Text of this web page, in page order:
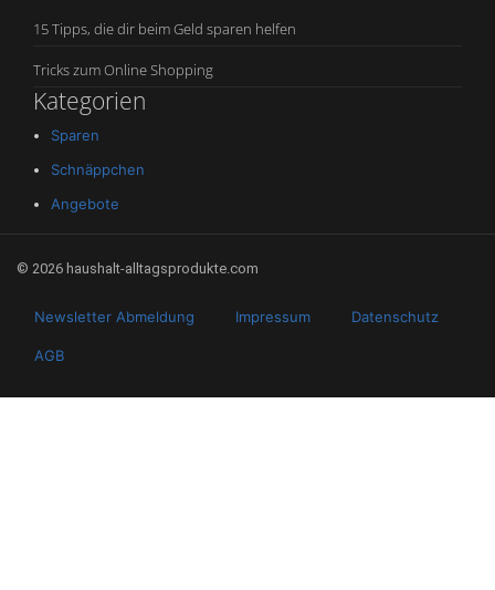
15 Tipps, die dir beim Geld sparen helfen
Tricks zum Online Shopping
Kategorien
Sparen
Schnäppchen
Angebote
© 2026 haushalt-alltagsprodukte.com
Newsletter Abmeldung Impressum Datenschutz
AGB